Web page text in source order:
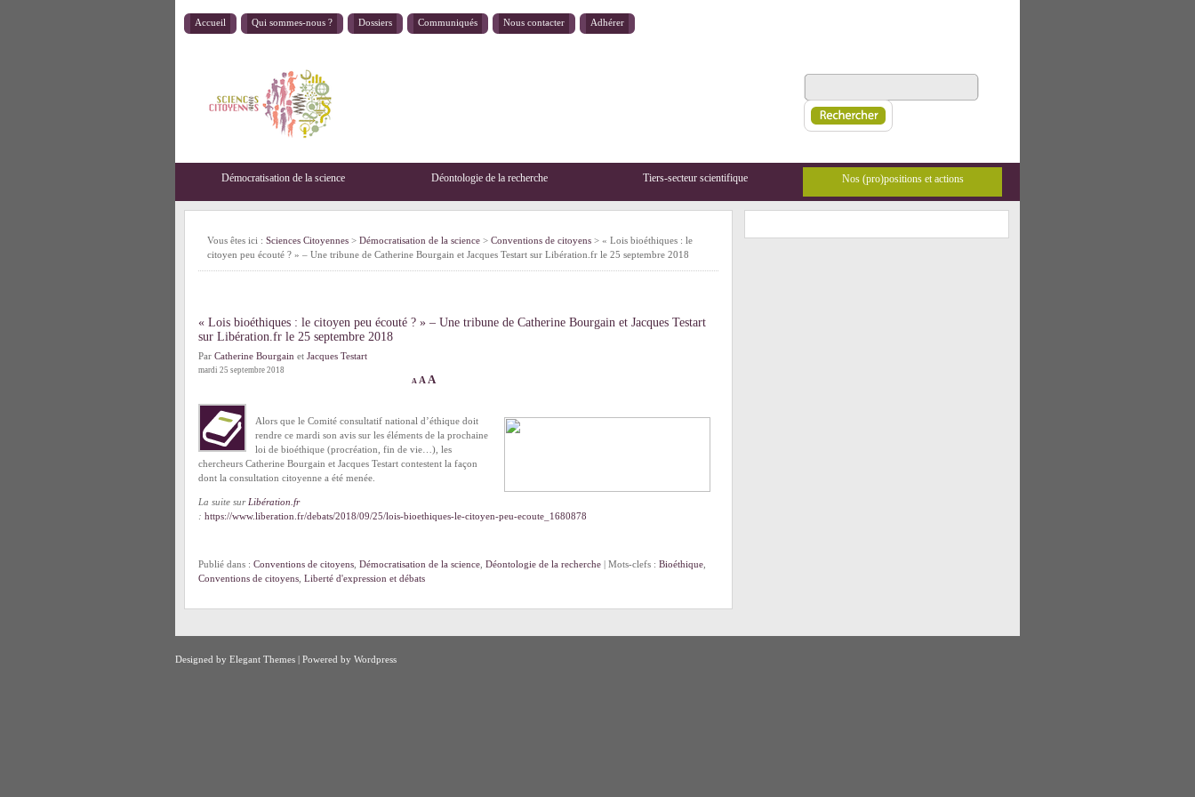
Accueil Qui sommes-nous ? Dossiers Communiqués Nous contacter Adhérer
Démocratisation de la science Déontologie de la recherche Tiers-secteur scientifique Nos (pro)positions et actions
Vous êtes ici : Sciences Citoyennes > Démocratisation de la science > Conventions de citoyens > « Lois bioéthiques : le
citoyen peu écouté ? » – Une tribune de Catherine Bourgain et Jacques Testart sur Libération.fr le 25 septembre 2018
« Lois bioéthiques : le citoyen peu écouté ? » – Une tribune de Catherine Bourgain et Jacques Testart
sur Libération.fr le 25 septembre 2018
Par Catherine Bourgain et Jacques Testart
mardi 25 septembre 2018
A A A
Alors que le Comité consultatif national d’éthique doit
rendre ce mardi son avis sur les éléments de la prochaine
loi de bioéthique (procréation, fin de vie…), les
chercheurs Catherine Bourgain et Jacques Testart contestent la façon
dont la consultation citoyenne a été menée.
La suite sur Libération.fr
: https://www.liberation.fr/debats/2018/09/25/lois-bioethiques-le-citoyen-peu-ecoute_1680878
Publié dans : Conventions de citoyens Démocratisation de la science Déontologie de la recherche | Mots-clefs : Bioéthique
Conventions de citoyens Liberté d'expression et débats
Designed by Elegant Themes | Powered by Wordpress